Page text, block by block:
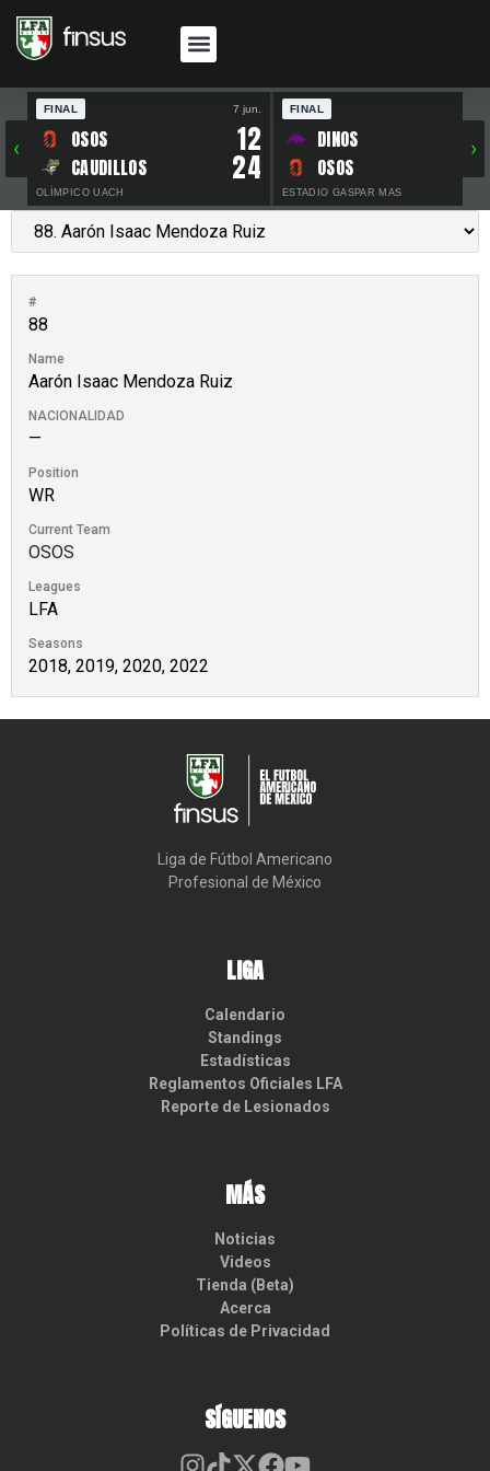
‹
FINAL 7 jun.
OSOS 12
CAUDILLOS 24
OLÍMPICO UACH
FINAL
DINOS
OSOS
ESTADIO GASPAR MAS
›
#
88
Name
Aarón Isaac Mendoza Ruiz
NACIONALIDAD
—
Position
WR
Current Team
OSOS
Leagues
LFA
Seasons
2018, 2019, 2020, 2022
Liga de Fútbol Americano
Profesional de México
LIGA
Calendario
Standings
Estadísticas
Reglamentos Oficiales LFA
Reporte de Lesionados
MÁS
Noticias
Videos
Tienda (Beta)
Acerca
Políticas de Privacidad
SÍGUENOS